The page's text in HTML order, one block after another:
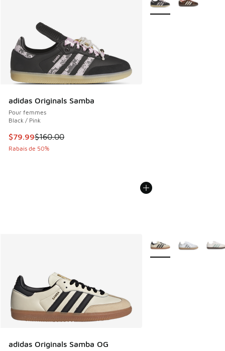
adidas Originals Samba
Pour femmes
Black / Pink
Cet article est en solde. Le prix est passé de $160.00 à
$79.99$160.00
Rabais de 50%
adidas Originals Samba OG
Plus de couleurs